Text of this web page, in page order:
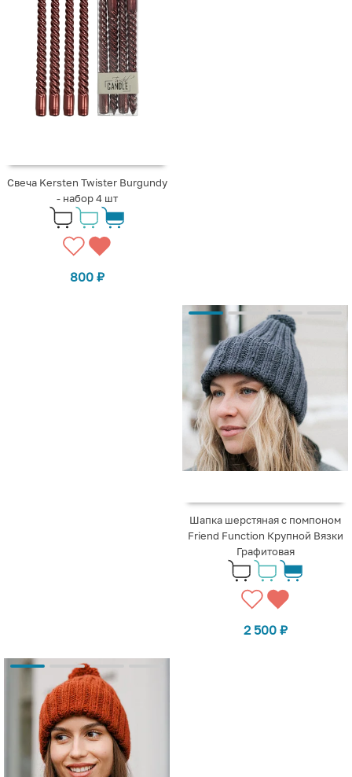
Свеча Kersten Twister Burgundy
- набор 4 шт
800 ₽
Шапка шерстяная с помпоном
Friend Function Крупной Вязки
Графитовая
2 500 ₽